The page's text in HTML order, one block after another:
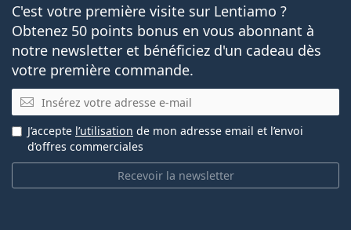
C'est votre première visite sur Lentiamo ?
Obtenez 50 points bonus en vous abonnant à
notre newsletter et bénéficiez d'un cadeau dès
votre première commande.
E-mail
Recevoir la newsletter
J’accepte l’utilisation de mon adresse email et l’envoi
d’offres commerciales